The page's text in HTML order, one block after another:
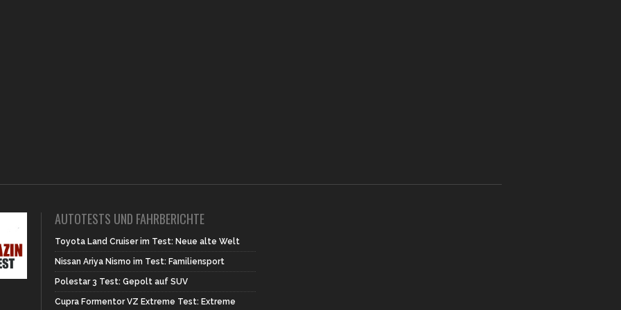
AUTOTESTS UND FAHRBERICHTE
Toyota Land Cruiser im Test: Neue alte Welt
Nissan Ariya Nismo im Test: Familiensport
Polestar 3 Test: Gepolt auf SUV
Cupra Formentor VZ Extreme Test: Extreme